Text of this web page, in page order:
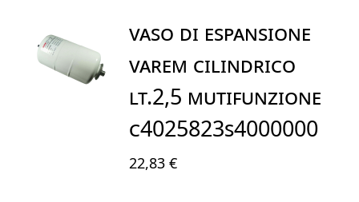
VASO DI ESPANSIONE
VAREM CILINDRICO
LT.2,5 MUTIFUNZIONE
C4025823S4000000
22,83 €